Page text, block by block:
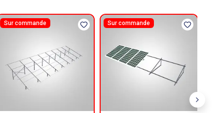
Sur commande Sur commande
Next